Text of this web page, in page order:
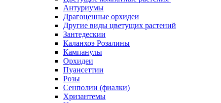
Антуриумы
Драгоценные орхидеи
Другие виды цветущих растений
Зантедескии
Каланхоэ Розалины
Кампанулы
Орхидеи
Пуансеттии
Розы
Сенполии (фиалки)
Хризантемы